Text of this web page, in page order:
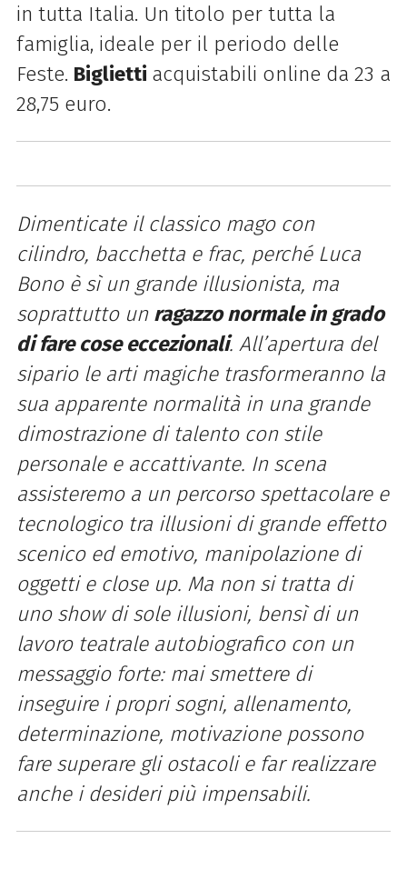
in tutta Italia. Un titolo per tutta la
famiglia, ideale per il periodo delle
Feste. Biglietti acquistabili online da 23 a
28,75 euro.
Dimenticate il classico mago con
cilindro, bacchetta e frac, perché Luca
Bono è sì un grande illusionista, ma
soprattutto un ragazzo normale in grado
di fare cose eccezionali. All’apertura del
sipario le arti magiche trasformeranno la
sua apparente normalità in una grande
dimostrazione di talento con stile
personale e accattivante. In scena
assisteremo a un percorso spettacolare e
tecnologico tra illusioni di grande effetto
scenico ed emotivo, manipolazione di
oggetti e close up. Ma non si tratta di
uno show di sole illusioni, bensì di un
lavoro teatrale autobiografico con un
messaggio forte: mai smettere di
inseguire i propri sogni, allenamento,
determinazione, motivazione possono
fare superare gli ostacoli e far realizzare
anche i desideri più impensabili.